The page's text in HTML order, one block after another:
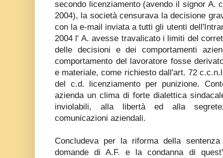
secondo licenziamento (avendo il signor A.
2004), la società censurava la decisione
con la e-mail inviata a tutti gli utenti
2004 l' A. avesse travalicato i limiti del
delle decisioni e dei comportamenti
comportamento del lavoratore fosse
e materiale, come richiesto dall'art. 72
del c.d. licenziamento per punizione.
azienda un clima di forte dialettica
inviolabili, alla libertà ed alla
comunicazioni aziendali.
Concludeva per la riforma della
domande di A.F. e la condanna di